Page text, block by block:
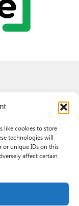
like cookies to store
technologies will
or unique IDs on this
affect certain
drwy warant